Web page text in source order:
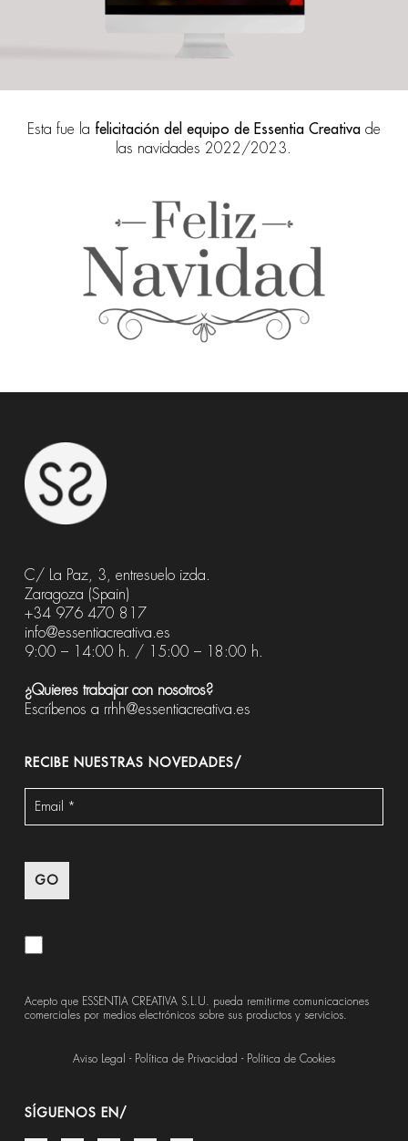
Esta fue la felicitación del equipo de Essentia Creativade
las navidades 2022/2023.
C/ La Paz, 3, entresuelo izda.
Zaragoza (Spain)
+34 976 470 817
info@essentiacreativa.es
9:00 – 14:00 h. / 15:00 – 18:00 h.
¿Quieres trabajar con nosotros?
Escríbenos a rrhh@essentiacreativa.es
RECIBE NUESTRAS NOVEDADES/
Acepto que ESSENTIA CREATIVA S.L.U. pueda remitirme comunicaciones
comerciales por medios electrónicos sobre sus productos y servicios.
Aviso Legal - Política de Privacidad - Política de Cookies
SÍGUENOS EN/